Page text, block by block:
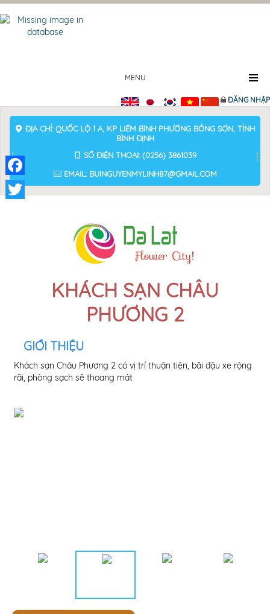
MENU
ĐĂNG NHẬP
ĐỊA CHỈ: QUỐC LỘ 1 A, KP LIÊM BÌNH PHƯỜNG BỒNG SƠN, TỈNH
BÌNH ĐỊNH
SỐ ĐIỆN THOẠI: (0256) 3861039
EMAIL: BUINGUYENMYLINH87@GMAIL.COM
KHÁCH SẠN CHÂU
PHƯƠNG 2
GIỚI THIỆU
Khách sạn Châu Phương 2 có vị trí thuận tiện, bãi đậu xe rộng
rãi, phòng sạch sẽ thoang mát
Facebook